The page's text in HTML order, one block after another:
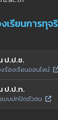
เรียนการทุจ
ป.ป.ช.
ร้องเรียนออนไลน์
ป.ป.ท.
แบบปกปิดตัวตน